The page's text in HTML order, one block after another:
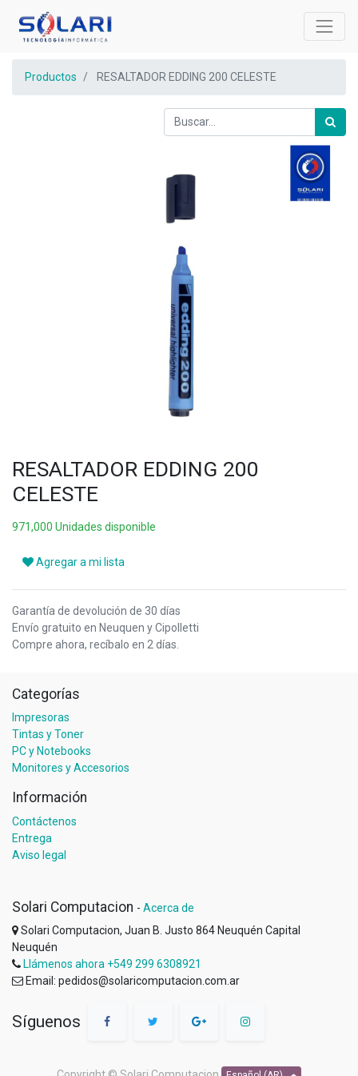
Productos RESALTADOR EDDING 200 CELESTE
RESALTADOR EDDING 200
CELESTE
971,000 Unidades disponible
Agregar a mi lista
Garantía de devolución de 30 días
Envío gratuito en Neuquen y Cipolletti
Compre ahora, recíbalo en 2 días.
Categorías
Impresoras
Tintas y Toner
PC y Notebooks
Monitores y Accesorios
Información
Contáctenos
Entrega
Aviso legal
Solari Computacion - Acerca de
Solari Computacion, Juan B. Justo 864 Neuquén Capital
Neuquén
Llámenos ahora +549 299 6308921
Email: pedidos@solaricomputacion.com.ar
Síguenos